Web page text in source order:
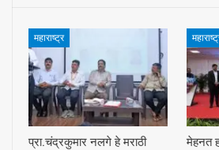
महाराष्ट्र
प्रा.चंद्रकुमार नलगे हे मराठी
मेहनत